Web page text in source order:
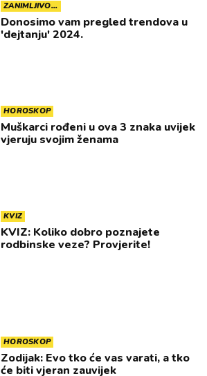
ZANIMLJIVO...
Donosimo vam pregled trendova u
'dejtanju' 2024.
HOROSKOP
Muškarci rođeni u ova 3 znaka uvijek
vjeruju svojim ženama
KVIZ
KVIZ: Koliko dobro poznajete
rodbinske veze? Provjerite!
HOROSKOP
Zodijak: Evo tko će vas varati, a tko
će biti vjeran zauvijek